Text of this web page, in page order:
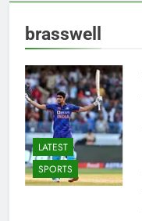
brasswell
LATEST
SPORTS